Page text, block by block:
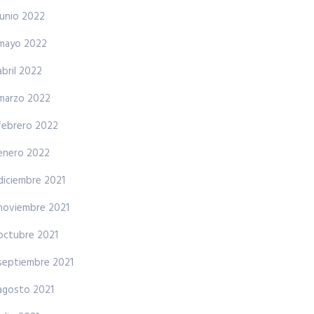
2022
2022
2022
2022
2022
2022
2021
2021
2021
2021
2021